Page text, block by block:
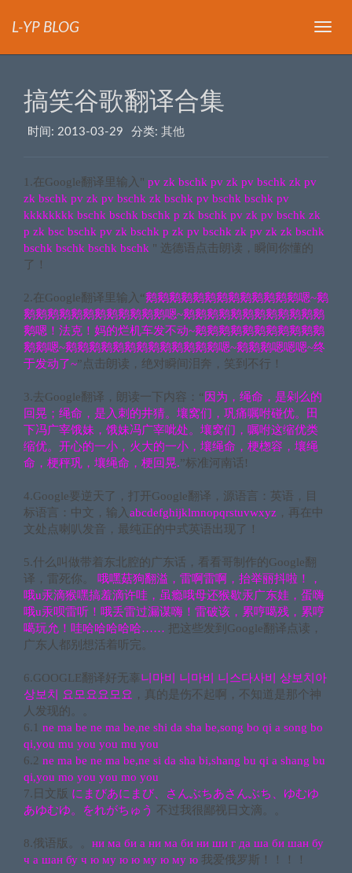
导
L-YP BLOG
搞笑谷歌翻译合集
时间: 2013-03-29 分类: 其他
1.在Google翻译里输入" pv zk bschk pv zk pv bschk zk pv
zk bschk pv zk pv bschk zk bschk pv bschk bschk pv
kkkkkkkk bschk bschk bschk p zk bschk pv zk pv bschk zk
p zk bsc bschk pv zk bschk p zk pv bschk zk pv zk zk bschk
bschk bschk bschk bschk " 选德语点击朗读，瞬间你懂的
了！
2.在Google翻译里输入“鹅鹅鹅鹅鹅鹅鹅鹅鹅鹅鹅鹅鹅嗯~鹅
鹅鹅鹅鹅鹅鹅鹅鹅鹅鹅鹅鹅嗯~鹅鹅鹅鹅鹅鹅鹅鹅鹅鹅鹅鹅
鹅嗯！法克！妈的烂机车发不动~鹅鹅鹅鹅鹅鹅鹅鹅鹅鹅鹅
鹅鹅嗯~鹅鹅鹅鹅鹅鹅鹅鹅鹅鹅鹅鹅鹅嗯~鹅鹅鹅嗯嗯嗯~终
于发动了~”点击朗读，绝对瞬间泪奔，笑到不行！
3.去Google翻译，朗读一下内容：“因为，绳命，是剁么的
回晃；绳命，是入刺的井猜。壤窝们，巩痛嘱咐碰优。田
下冯广宰饿妹，饿妹冯广宰呲处。壤窝们，嘱咐这缩优类
缩优。开心的一小，火大的一小，壤绳命，梗楤容，壤绳
命，梗秤巩，壤绳命，梗回晃.”标准河南话!
4.Google要逆天了，打开Google翻译，源语言：英语，目
标语言：中文，输入 abcdefghijklmnopqrstuvwxyz ，再在中
文处点喇叭发音，最纯正的中式英语出现了！
5.什么叫做带着东北腔的广东话，看看哥制作的Google翻
译，雷死你。 哦嘿菇狗翻溢，雷啊雷啊，抬举丽抖啦！，
哦u汞滴猴嘿搞羞滴许哇，虽瘾哦母还猴歇汞广东娃，蛋嗨
哦u汞呗雷听！哦丢雷过漏谋嗨！雷破该，累哼噶残，累哼
噶玩允！哇哈哈哈哈哈…… 把这些发到Google翻译点读，
广东人都别想活着听完。
6.GOOGLE翻译好无辜니마비 니마비 니스다사비 상보치아
상보치 요모요요모요 ，真的是伤不起啊，不知道是那个神
人发现的。。
6.1 ne ma be ne ma be,ne shi da sha be,song bo qi a song bo
qi,you mu you you mu you
6.2 ne ma be ne ma be,ne si da sha bi,shang bu qi a shang bu
qi,you mo you you mo you
7.日文版 にまびあにまび、さんぶちあさんぶち、ゆむゆ
あゆむゆ。をれがちゅう 不过我很鄙视日文滴。。
8.俄语版。。 ни ма би а ни ма би ни ши г да ша би шан бу
ч а шан бу ч ю му ю ю му ю му ю 我爱俄罗斯！！！！